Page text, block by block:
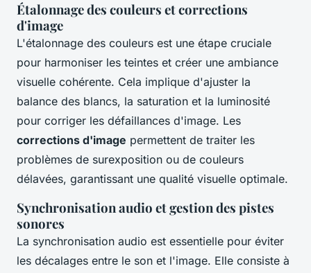
Étalonnage des couleurs et corrections
d'image
L'étalonnage des couleurs est une étape cruciale
pour harmoniser les teintes et créer une ambiance
visuelle cohérente. Cela implique d'ajuster la
balance des blancs, la saturation et la luminosité
pour corriger les défaillances d'image. Les
corrections d'image permettent de traiter les
problèmes de surexposition ou de couleurs
délavées, garantissant une qualité visuelle optimale.
Synchronisation audio et gestion des pistes
sonores
La synchronisation audio est essentielle pour éviter
les décalages entre le son et l'image. Elle consiste à